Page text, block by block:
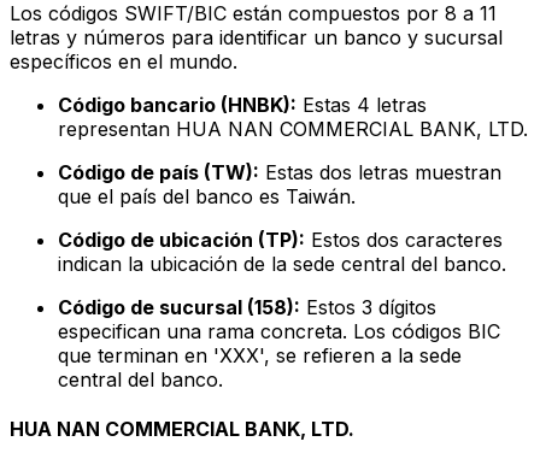
Los códigos SWIFT/BIC están compuestos por 8 a 11
letras y números para identificar un banco y sucursal
específicos en el mundo.
Código bancario (HNBK): Estas 4 letras
representan HUA NAN COMMERCIAL BANK, LTD.
Código de país (TW): Estas dos letras muestran
que el país del banco es Taiwán.
Código de ubicación (TP): Estos dos caracteres
indican la ubicación de la sede central del banco.
Código de sucursal (158): Estos 3 dígitos
especifican una rama concreta. Los códigos BIC
que terminan en 'XXX', se refieren a la sede
central del banco.
HUA NAN COMMERCIAL BANK, LTD.